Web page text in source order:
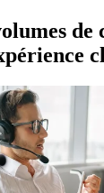
de